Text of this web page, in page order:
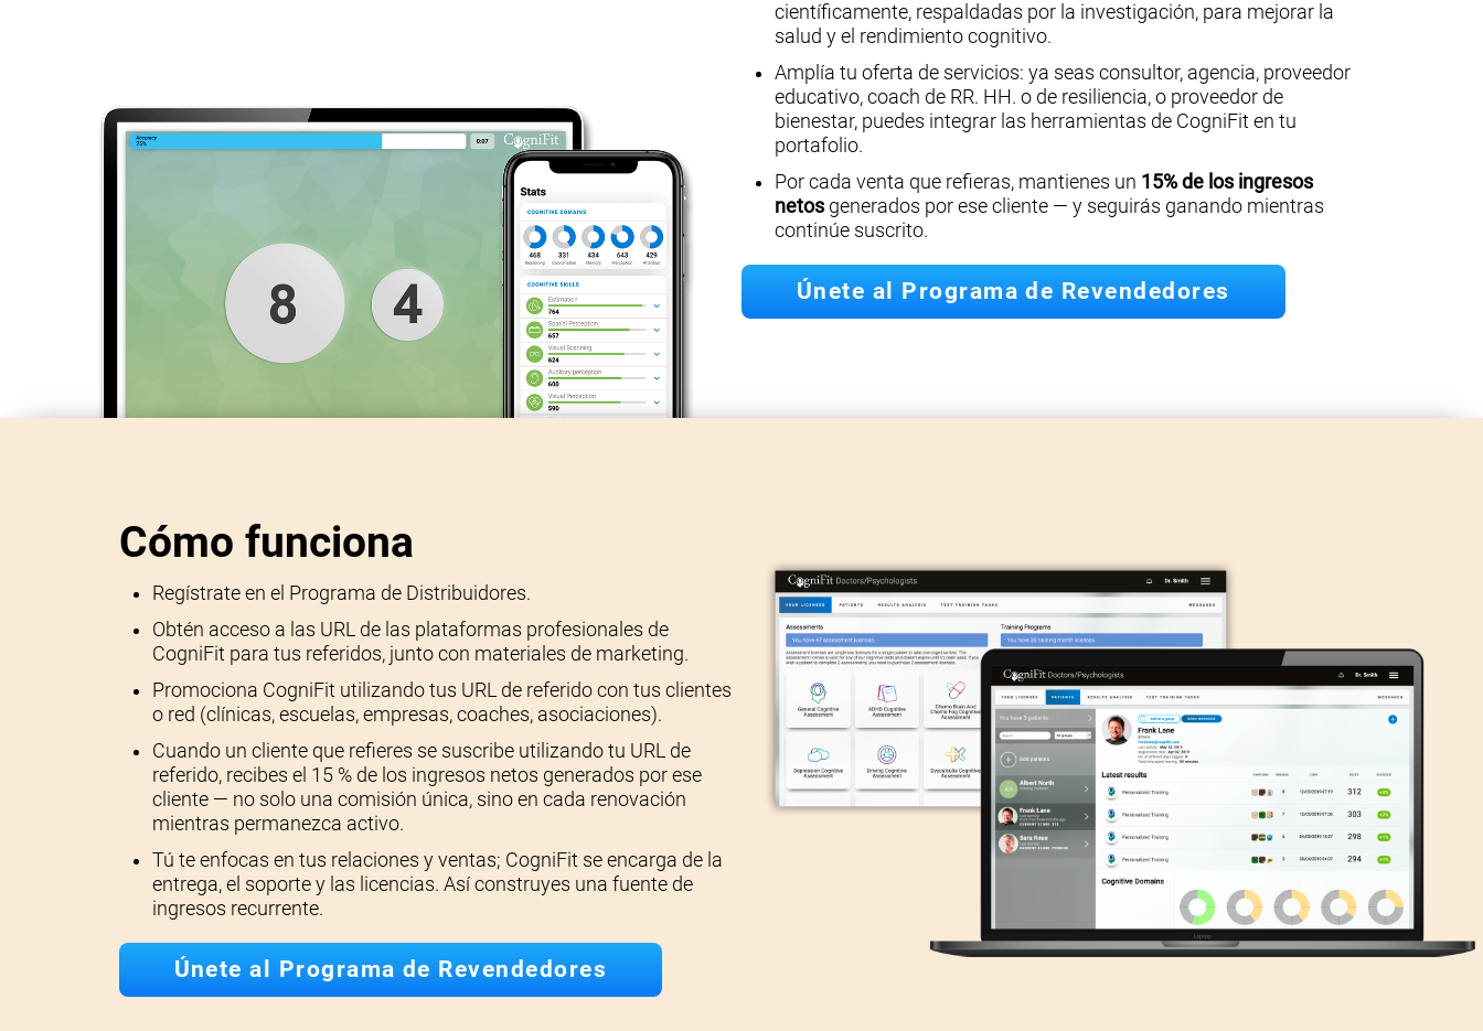
científicamente, respaldadas por la investigación, para mejorar la
salud y el rendimiento cognitivo.
Amplía tu oferta de servicios: ya seas consultor, agencia, proveedor
educativo, coach de RR. HH. o de resiliencia, o proveedor de
bienestar, puedes integrar las herramientas de CogniFit en tu
portafolio.
Por cada venta que refieras, mantienes un 15% de los ingresos
netos generados por ese cliente — y seguirás ganando mientras
continúe suscrito.
Únete al Programa de Revendedores
Cómo funciona
Regístrate en el Programa de Distribuidores.
Obtén acceso a las URL de las plataformas profesionales de
CogniFit para tus referidos, junto con materiales de marketing.
Promociona CogniFit utilizando tus URL de referido con tus clientes
o red (clínicas, escuelas, empresas, coaches, asociaciones).
Cuando un cliente que refieres se suscribe utilizando tu URL de
referido, recibes el 15 % de los ingresos netos generados por ese
cliente — no solo una comisión única, sino en cada renovación
mientras permanezca activo.
Tú te enfocas en tus relaciones y ventas; CogniFit se encarga de la
entrega, el soporte y las licencias. Así construyes una fuente de
ingresos recurrente.
Únete al Programa de Revendedores